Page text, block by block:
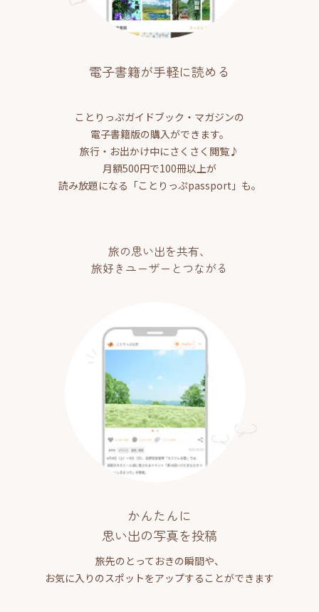
電子書籍が手軽に読める
ことりっぷガイドブック・マガジンの
電子書籍版の購入ができます。
旅行・お出かけ中にさくさく閲覧♪
月額500円で100冊以上が
読み放題になる「ことりっぷpassport」も。
旅の思い出を共有、
旅好きユーザーとつながる
かんたんに
思い出の写真を投稿
旅先のとっておきの瞬間や、
お気に入りのスポットをアップすることができます